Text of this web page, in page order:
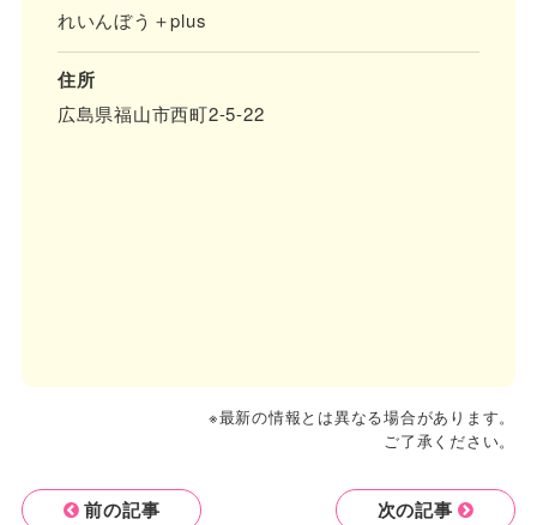
れいんぼう＋plus
住所
広島県福山市西町2-5-22
※最新の情報とは異なる場合があります。
ご了承ください。
前の記事 次の記事